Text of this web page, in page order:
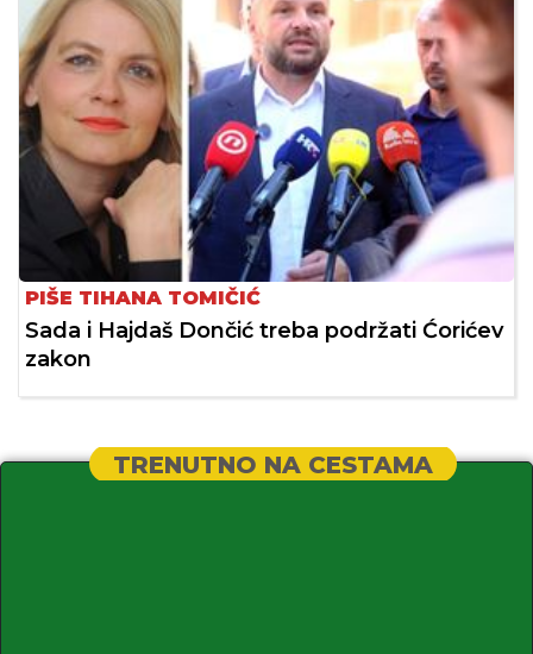
PIŠE TIHANA TOMIČIĆ
Sada i Hajdaš Dončić treba podržati Ćorićev
zakon
TRENUTNO NA CESTAMA